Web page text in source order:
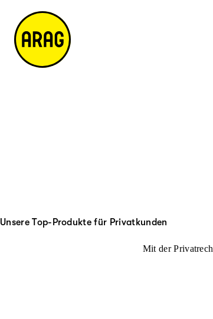
Unsere Top-Produkte für Privatkunden
Mit der